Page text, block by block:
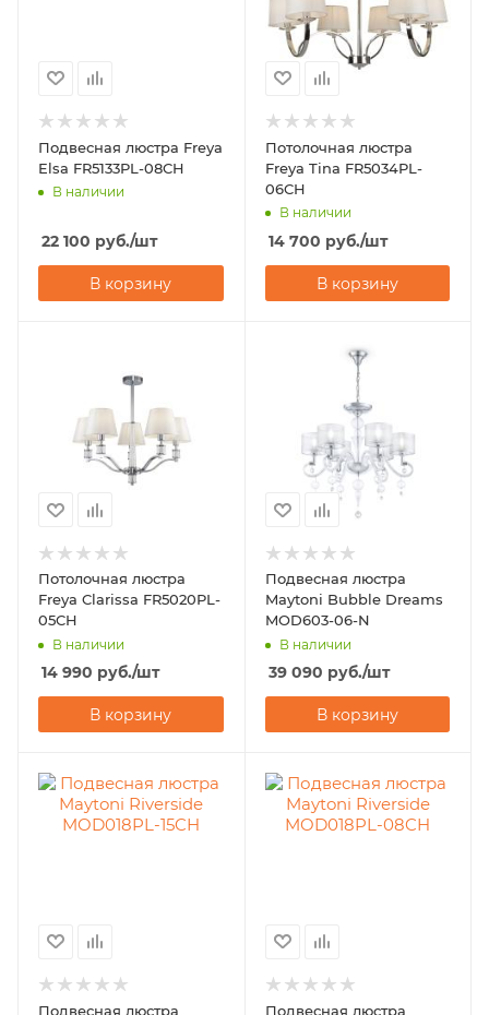
Подвесная люстра Freya
Elsa FR5133PL-08CH
В наличии
22 100 руб./шт
В корзину
Потолочная люстра
Freya Tina FR5034PL-
06CH
В наличии
14 700 руб./шт
В корзину
Потолочная люстра
Freya Clarissa FR5020PL-
05CH
В наличии
14 990 руб./шт
В корзину
Подвесная люстра
Maytoni Bubble Dreams
MOD603-06-N
В наличии
39 090 руб./шт
В корзину
Подвесная люстра Подвесная люстра